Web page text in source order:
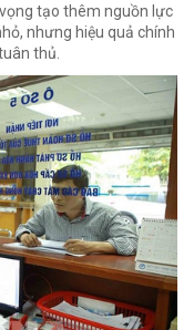
tạo thêm nguồn lực
nhưng hiệu quả chính
thủ.